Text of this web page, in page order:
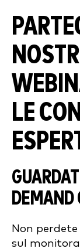
LE
DEMAND
Non
sul